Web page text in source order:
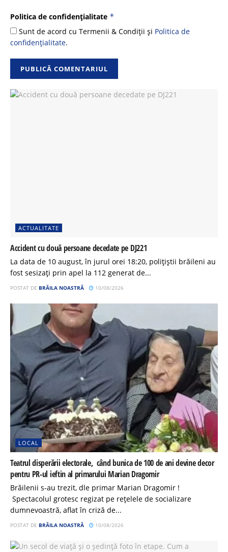
Politica de confidențialitate *
Sunt de acord cu Termenii & Condiții și Politica de
confidențialitate.
ACTUALITATE
Accident cu două persoane decedate pe DJ221
La data de 10 august, în jurul orei 18:20, polițiștii brăileni au
fost sesizați prin apel la 112 generat de...
POSTAT DE BRĂILA NOASTRĂ 10/08/2026
LOCAL
Teatrul disperării electorale, când bunica de 100 de ani devine decor
pentru PR-ul ieftin al primarului Marian Dragomir
Brăilenii s-au trezit, dle primar Marian Dragomir !
Spectacolul grotesc regizat pe rețelele de socializare
dumnevoastră, aflat în criză de...
POSTAT DE BRĂILA NOASTRĂ 10/08/2026